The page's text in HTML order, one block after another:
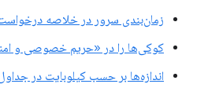
زمان‌بندی سرور در خلاصه
کوکی‌ها را در «حریم خصوصی و
اندازه‌ها بر حسب کیلوبایت در